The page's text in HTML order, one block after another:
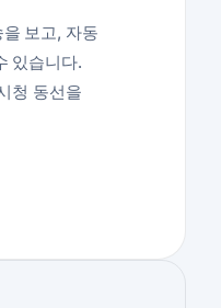
보고, 자동
있습니다.
청 동선을